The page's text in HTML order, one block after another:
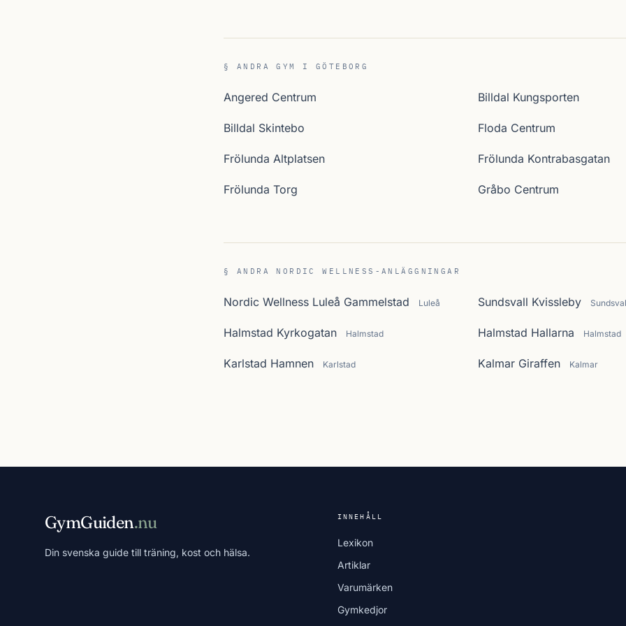
§ ANDRA GYM I GÖTEBORG
Angered Centrum Billdal Kungsporten
Billdal Skintebo Floda Centrum
Frölunda Altplatsen Frölunda Kontrabasgatan
Frölunda Torg Gråbo Centrum
§ ANDRA NORDIC WELLNESS-ANLÄGGNINGAR
Nordic Wellness Luleå Gammelstad Luleå Sundsvall Kvissleby
Halmstad Kyrkogatan Halmstad Halmstad Hallarna Halmstad
Karlstad Hamnen Karlstad Kalmar Giraffen Kalmar
GymGuiden.nu
Din svenska guide till träning, kost och hälsa.
INNEHÅLL
Lexikon
Artiklar
Varumärken
Gymkedjor